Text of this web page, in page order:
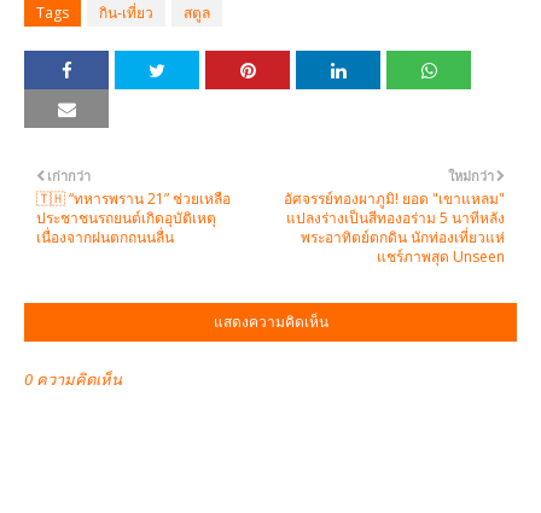
Tags กิน-เที่ยว สตูล
ใหม่กว่า
อัศจรรย์ทองผาภูมิ! ยอด "เขาแหลม"
แปลงร่างเป็นสีทองอร่าม 5 นาทีหลัง
พระอาทิตย์ตกดิน นักท่องเที่ยวแห่
แชร์ภาพสุด Unseen
เก่ากว่า
🇹🇭 “ทหารพราน 21” ช่วยเหลือ
ประชาชนรถยนต์เกิดอุบัติเหตุ
เนื่องจากฝนตกถนนลื่น
แสดงความคิดเห็น
0 ความคิดเห็น